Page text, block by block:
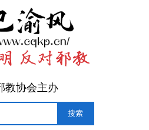
教协会主办